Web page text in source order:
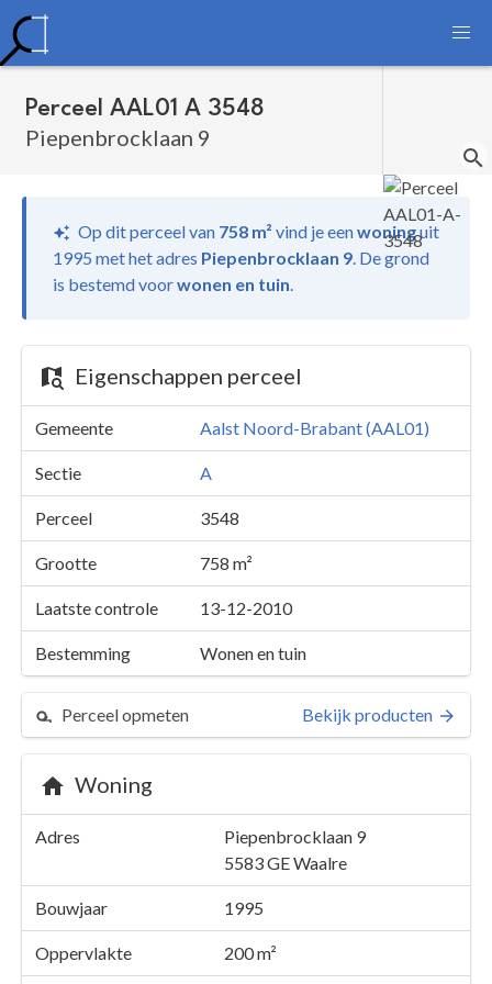
Perceel AAL01 A 3548
Piepenbrocklaan 9
Op dit perceel van 758 m² vind jeeenwoninguit
1995 met het adres Piepenbrocklaan 9. De grond
is bestemd voorwonen en tuin.
Eigenschappen perceel
Gemeente Aalst Noord-Brabant (AAL01)
Sectie A
Perceel 3548
Grootte 758 m²
Laatste controle 13-12-2010
Bestemming Wonen en tuin
Perceel opmeten Bekijk producten
Woning
Adres
Piepenbrocklaan 9
5583 GEWaalre
Bouwjaar 1995
Oppervlakte 200 m²
Perceel 3548
Kaarten en rapporten